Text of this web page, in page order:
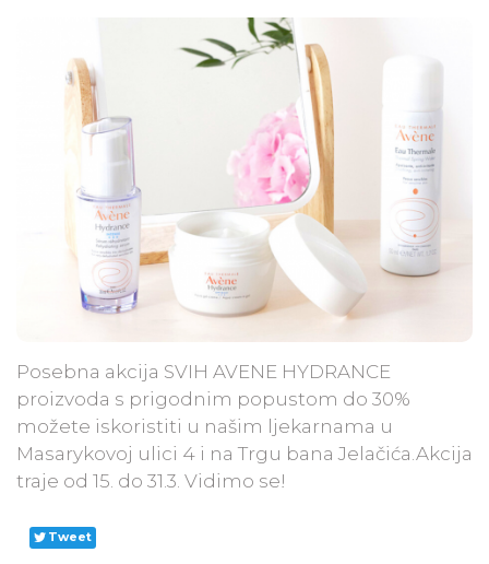
​Posebna akcija SVIH AVENE HYDRANCE
proizvoda s prigodnim popustom do 30%
možete iskoristiti u našim ljekarnama u
Masarykovoj ulici 4 i na Trgu bana Jelačića.Akcija
traje od 15. do 31.3. Vidimo se!​
Tweet